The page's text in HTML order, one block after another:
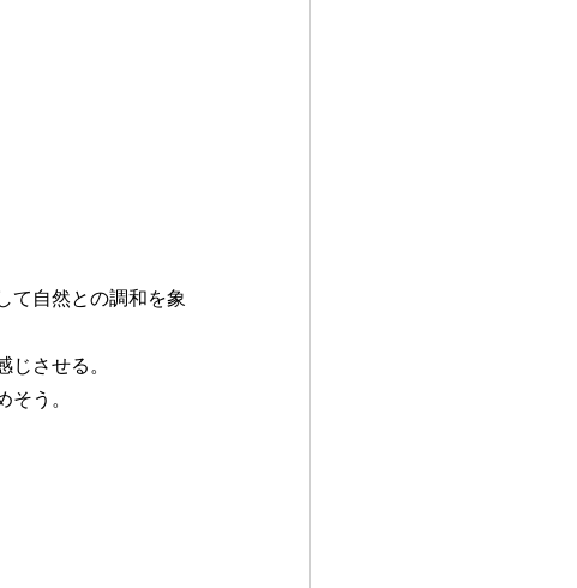
て自然との調和を象
させる。
う。